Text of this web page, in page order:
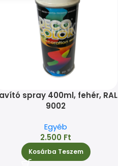
spray 400ml, fehér, RAL
9002
Egyéb
2.500 Ft
Kosárba Teszem